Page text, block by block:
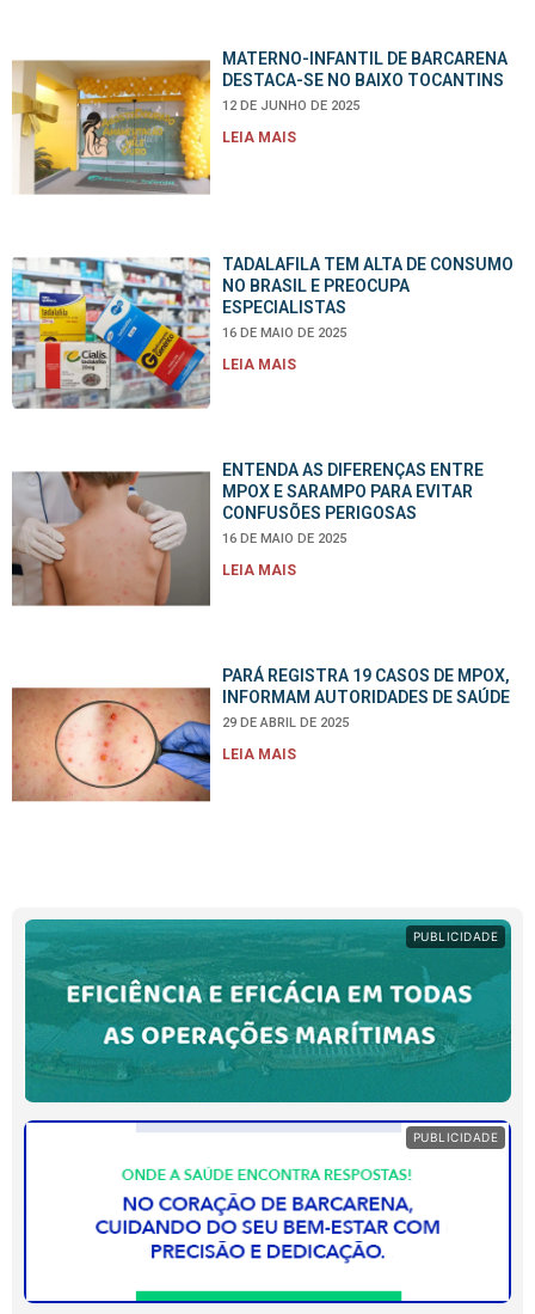
MATERNO-INFANTIL DE BARCARENA
DESTACA-SE NO BAIXO TOCANTINS
12 DE JUNHO DE 2025
LEIA MAIS
TADALAFILA TEM ALTA DE CONSUMO
NO BRASIL E PREOCUPA
ESPECIALISTAS
16 DE MAIO DE 2025
LEIA MAIS
ENTENDA AS DIFERENÇAS ENTRE
MPOX E SARAMPO PARA EVITAR
CONFUSÕES PERIGOSAS
16 DE MAIO DE 2025
LEIA MAIS
PARÁ REGISTRA 19 CASOS DE MPOX,
INFORMAM AUTORIDADES DE SAÚDE
29 DE ABRIL DE 2025
LEIA MAIS
PUBLICIDADE
PUBLICIDADE